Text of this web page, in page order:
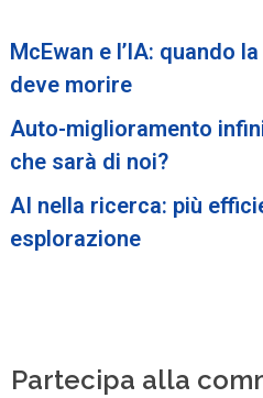
McEwan e l’IA: quando
deve morire
Auto-miglioramento
che sarà di noi?
AI nella ricerca: più
esplorazione
Partecipa alla